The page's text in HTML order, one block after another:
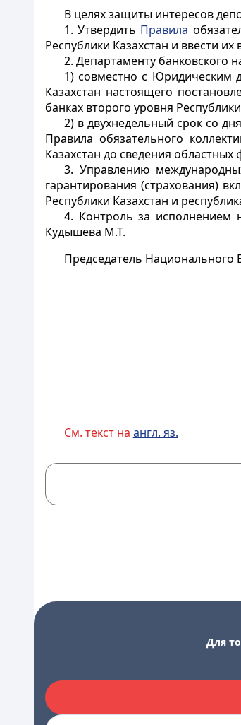
В целях защиты интересов
1. Утвердить Правила
Республики Казахстан и ввести их
2. Департаменту банковского
1) совместно с Юридическим
Казахстан настоящего
банках второго уровня
2) в двухнедельный срок со
Правила обязательного
Казахстан до сведения
3. Управлению
гарантирования (страхования)
Республики Казахстан и
4. Контроль за исполнением
Кудышева М.Т.
Председатель Национального
См. текст на англ. яз.
Для